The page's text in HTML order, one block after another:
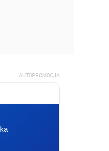
AUTOPROMOCJA